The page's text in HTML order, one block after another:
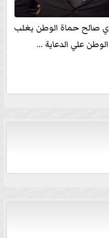
حماة الوطن يغلب
علي الدعاية ...